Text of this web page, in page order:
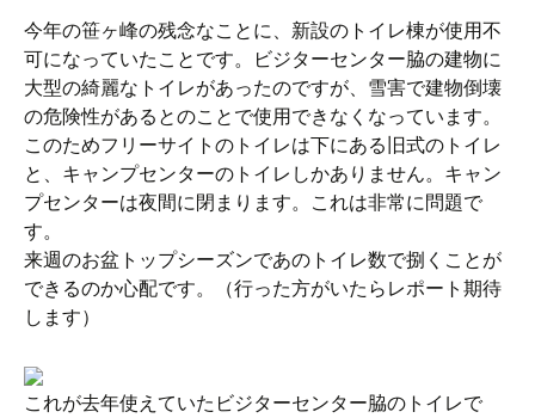
今年の笹ヶ峰の残念なことに、新設のトイレ棟が使用不
可になっていたことです。ビジターセンター脇の建物に
大型の綺麗なトイレがあったのですが、雪害で建物倒壊
の危険性があるとのことで使用できなくなっています。
このためフリーサイトのトイレは下にある旧式のトイレ
と、キャンプセンターのトイレしかありません。キャン
プセンターは夜間に閉まります。これは非常に問題で
す。
来週のお盆トップシーズンであのトイレ数で捌くことが
できるのか心配です。（行った方がいたらレポート期待
します）
これが去年使えていたビジターセンター脇のトイレで